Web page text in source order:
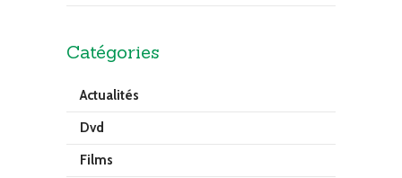
Catégories
Actualités
Dvd
Films